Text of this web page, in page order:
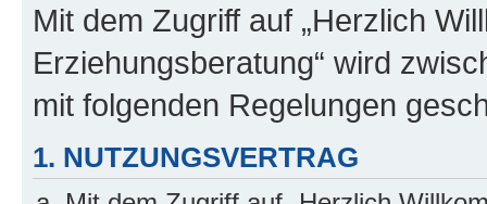
Mit dem Zugriff auf „Herzlich
Erziehungsberatung“ wird
mit folgenden Regelungen
1. NUTZUNGSVERTRAG